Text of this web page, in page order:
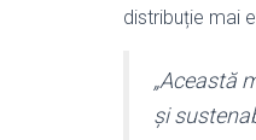
distribuție mai
„Această
și